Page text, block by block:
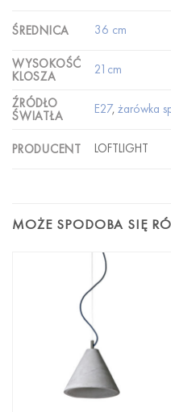
ŚREDNICA 36 cm
WYSOKOŚĆ
KLOSZA
21cm
ŹRÓDŁO
ŚWIATŁA
E27, żarówka
PRODUCENT LOFTLIGHT
MOŻE SPODOBA SIĘ